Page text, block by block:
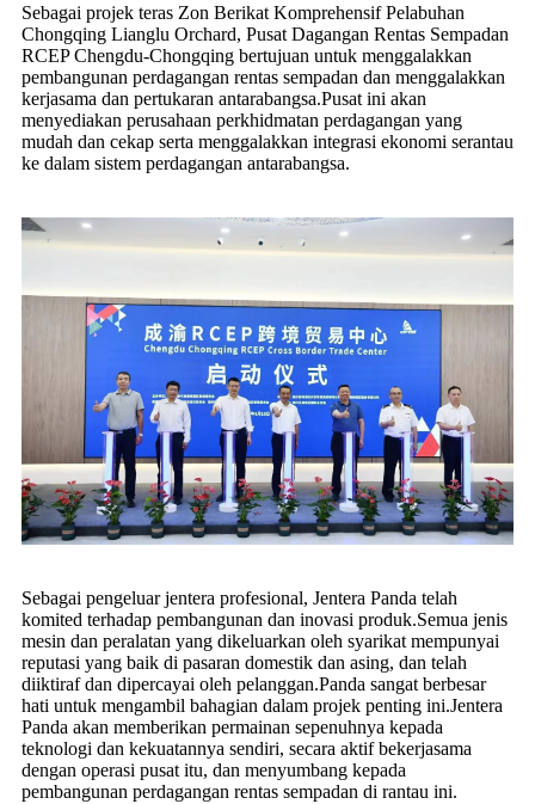
Sebagai projek teras Zon Berikat Komprehensif Pelabuhan
Chongqing Lianglu Orchard, Pusat Dagangan Rentas Sempadan
RCEP Chengdu-Chongqing bertujuan untuk menggalakkan
pembangunan perdagangan rentas sempadan dan menggalakkan
kerjasama dan pertukaran antarabangsa.Pusat ini akan
menyediakan perusahaan perkhidmatan perdagangan yang
mudah dan cekap serta menggalakkan integrasi ekonomi serantau
ke dalam sistem perdagangan antarabangsa.
Sebagai pengeluar jentera profesional, Jentera Panda telah
komited terhadap pembangunan dan inovasi produk.Semua jenis
mesin dan peralatan yang dikeluarkan oleh syarikat mempunyai
reputasi yang baik di pasaran domestik dan asing, dan telah
diiktiraf dan dipercayai oleh pelanggan.Panda sangat berbesar
hati untuk mengambil bahagian dalam projek penting ini.Jentera
Panda akan memberikan permainan sepenuhnya kepada
teknologi dan kekuatannya sendiri, secara aktif bekerjasama
dengan operasi pusat itu, dan menyumbang kepada
pembangunan perdagangan rentas sempadan di rantau ini.